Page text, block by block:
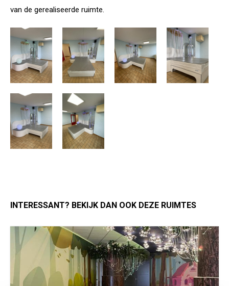
van de gerealiseerde ruimte.
INTERESSANT? BEKIJK DAN OOK DEZE RUIMTES